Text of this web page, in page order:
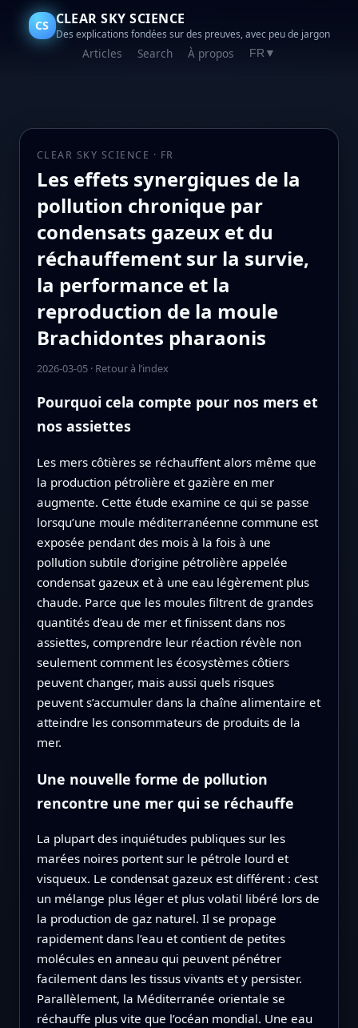
CS CLEAR SKY SCIENCE
Des explications fondées sur des preuves, avec peu de jargon
Articles Search À propos FR ▼
CLEAR SKY SCIENCE · FR
Les effets synergiques de la
pollution chronique par
condensats gazeux et du
réchauffement sur la survie,
la performance et la
reproduction de la moule
Brachidontes pharaonis
2026-03-05· Retour à l’index
Pourquoi cela compte pour nos mers et
nos assiettes
Les mers côtières se réchauffent alors même que
la production pétrolière et gazière en mer
augmente. Cette étude examine ce qui se passe
lorsqu’une moule méditerranéenne commune est
exposée pendant des mois à la fois à une
pollution subtile d’origine pétrolière appelée
condensat gazeux et à une eau légèrement plus
chaude. Parce que les moules filtrent de grandes
quantités d’eau de mer et finissent dans nos
assiettes, comprendre leur réaction révèle non
seulement comment les écosystèmes côtiers
peuvent changer, mais aussi quels risques
peuvent s’accumuler dans la chaîne alimentaire et
atteindre les consommateurs de produits de la
mer.
Une nouvelle forme de pollution
rencontre une mer qui se réchauffe
La plupart des inquiétudes publiques sur les
marées noires portent sur le pétrole lourd et
visqueux. Le condensat gazeux est différent : c’est
un mélange plus léger et plus volatil libéré lors de
la production de gaz naturel. Il se propage
rapidement dans l’eau et contient de petites
molécules en anneau qui peuvent pénétrer
facilement dans les tissus vivants et y persister.
Parallèlement, la Méditerranée orientale se
réchauffe plus vite que l’océan mondial. Une eau